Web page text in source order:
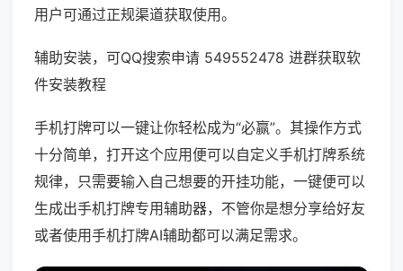
用户可通过正规渠道获取使用。
辅助安装，可QQ搜索申请 549552478 进群获取软
件安装教程
手机打牌可以一键让你轻松成为“必赢”。其操作方式
十分简单，打开这个应用便可以自定义手机打牌系统
规律，只需要输入自己想要的开挂功能，一键便可以
生成出手机打牌专用辅助器，不管你是想分享给好友
或者使用手机打牌AI辅助都可以满足需求。